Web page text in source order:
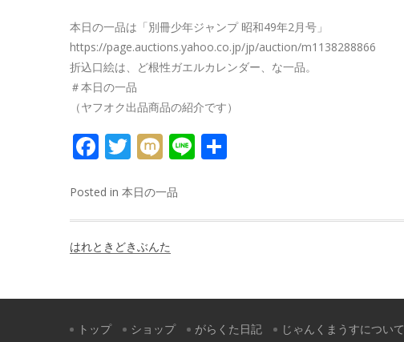
本日の一品は「別冊少年ジャンプ 昭和49年2月号」
https://page.auctions.yahoo.co.jp/jp/auction/m1138288866
折込口絵は、ど根性ガエルカレンダー、な一品。
＃本日の一品
（ヤフオク出品商品の紹介です）
FACEBOOK
TWITTER
MIXILINE
Posted in 本日の一品
ビ
はれときどきぶんた
トップ ショップ がらくた日記 じゃんくまうすについて